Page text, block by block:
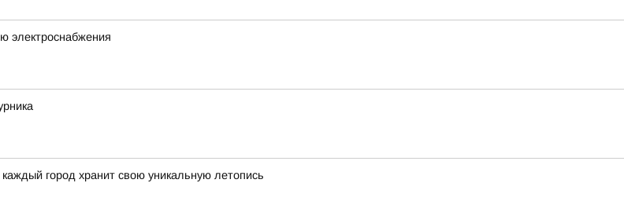
электроснабжения
город хранит свою уникальную летопись